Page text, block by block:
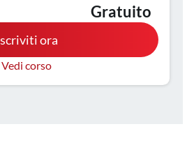
urgenza, Medicina interna,
sanitario di laboratorio
di radiologia medica
Gratuito
ora
Vedi corso